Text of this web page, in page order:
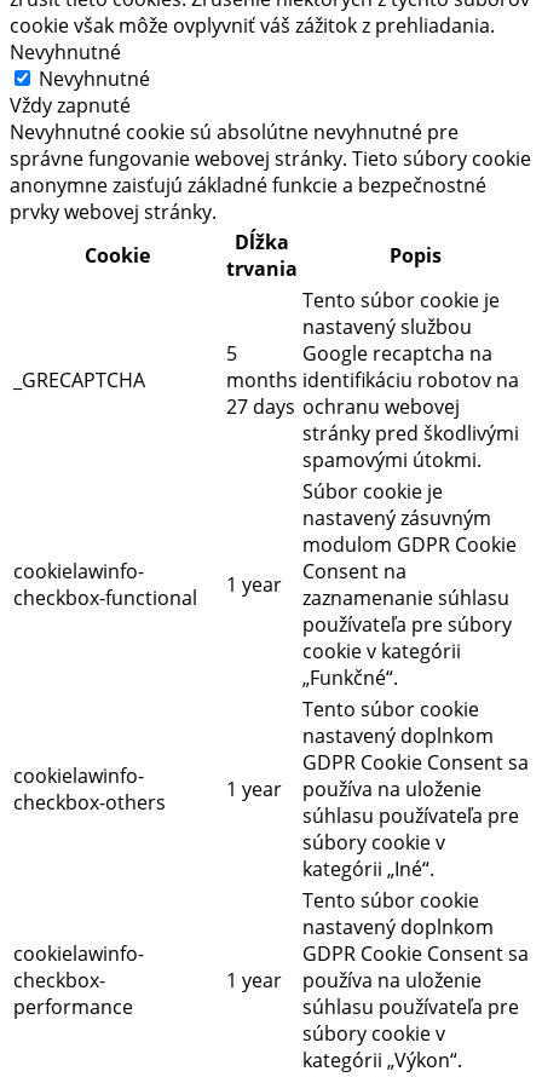
cookie však môže ovplyvniť váš zážitok z prehliadania.
Nevyhnutné
Nevyhnutné
Vždy zapnuté
Nevyhnutné cookie sú absolútne nevyhnutné pre
správne fungovanie webovej stránky. Tieto súbory cookie
anonymne zaisťujú základné funkcie a bezpečnostné
prvky webovej stránky.
Cookie
Dĺžka
trvania
Popis
_GRECAPTCHA
5
months
27 days
Tento súbor cookie je
nastavený službou
Google recaptcha na
identifikáciu robotov na
ochranu webovej
stránky pred škodlivými
spamovými útokmi.
cookielawinfo-
checkbox-functional
1 year
Súbor cookie je
nastavený zásuvným
modulom GDPR Cookie
Consent na
zaznamenanie súhlasu
používateľa pre súbory
cookie v kategórii
„Funkčné“.
cookielawinfo-
checkbox-others
1 year
Tento súbor cookie
nastavený doplnkom
GDPR Cookie Consent sa
používa na uloženie
súhlasu používateľa pre
súbory cookie v
kategórii „Iné“.
cookielawinfo-
checkbox-
performance
1 year
Tento súbor cookie
nastavený doplnkom
GDPR Cookie Consent sa
používa na uloženie
súhlasu používateľa pre
súbory cookie v
kategórii „Výkon“.